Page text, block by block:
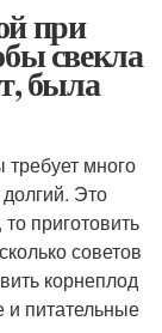
при
свекла
была
много
Это
приготовить
советов
корнеплод
и питательные